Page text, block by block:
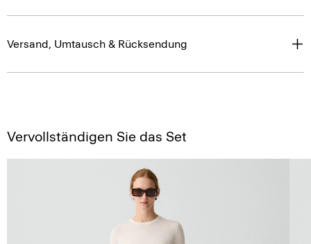
Versand, Umtausch & Rücksendung
Vervollständigen Sie das Set